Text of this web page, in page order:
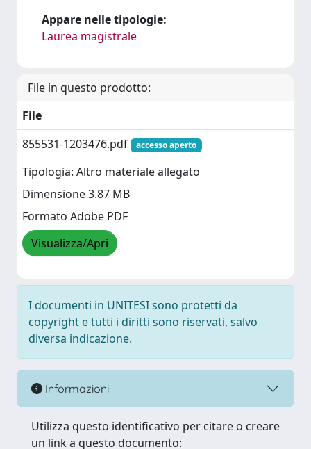
Appare nelle tipologie:
Laurea magistrale
File in questo prodotto:
File
855531-1203476.pdf
accesso aperto
Tipologia: Altro materiale allegato
Dimensione 3.87 MB
Formato Adobe PDF
Visualizza/Apri
I documenti in UNITESI sono protetti da
copyright e tutti i diritti sono riservati, salvo
diversa indicazione.
Informazioni
Utilizza questo identificativo per citare o creare
un link a questo documento: